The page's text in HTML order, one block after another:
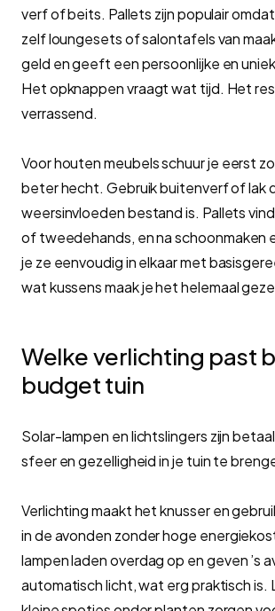
verf of beits. Pallets zijn populair omdat
zelf loungesets of salontafels van
geld en geeft een persoonlijke en
Het opknappen vraagt wat tijd. Het
verrassend.
Voor houten meubels schuur je eerst
beter hecht. Gebruik buitenverf of lak
weersinvloeden bestand is. Pallets
of tweedehands, en na schoonmaken
je ze eenvoudig in elkaar met
wat kussens maak je het helemaal
Welke verlichting past
budget tuin
Solar-lampen en lichtslingers zijn
sfeer en gezelligheid in je tuin te
Verlichting maakt het knusser en
in de avonden zonder hoge
lampen laden overdag op en geven ’s
automatisch licht, wat erg praktisch is.